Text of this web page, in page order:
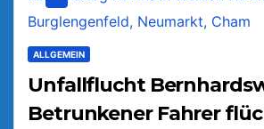
ALLGEMEIN
Unfallflucht
Betrunkener Fahrer